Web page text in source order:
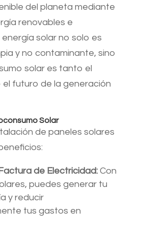
del planeta mediante
renovables e
solar no solo es
y no contaminante, sino
solar es tanto el
futuro de la generación
Solar
de paneles solares
de Electricidad:Con
puedes generar tu
y reducir
tus gastos en